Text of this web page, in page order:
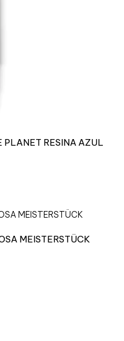
PLANET RESINA AZUL
MEISTERSTÜCK